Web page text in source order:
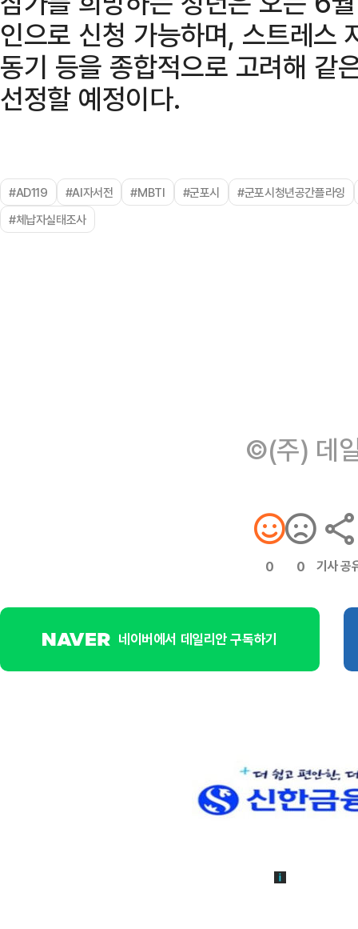
인으로 신청 가능하며, 스트레스
동기 등을 종합적으로 고려해 같
선정할 예정이다.
#AD119 #AI자서전 #MBTI #군포시
#군포시청년공간플라잉
#체납자실태조사
©(주) 데
0 0 기사 공
네이버에서 데일리안 구독하기